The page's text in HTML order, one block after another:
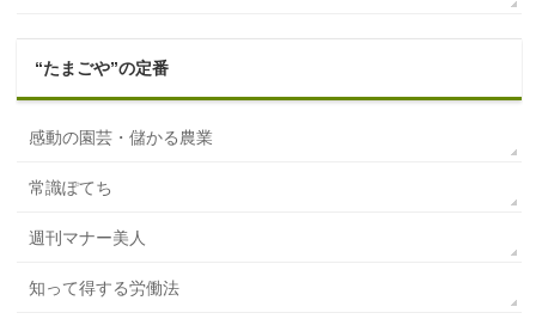
“たまごや”の定番
感動の園芸・儲かる農業
常識ぽてち
週刊マナー美人
知って得する労働法